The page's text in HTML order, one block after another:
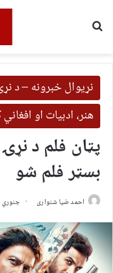
نړیوال خبرونه – د
هنر، ادبیات او
پټان فلم د
بسټر فلم شو
احمد ضیا شنواری جنوري 30, 2023